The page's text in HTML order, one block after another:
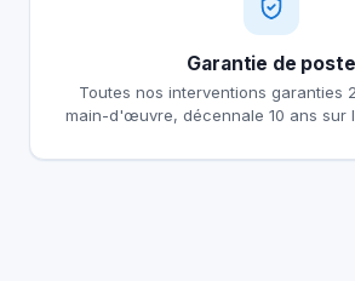
Garantie de poste
Toutes nos interventions garanties
main-d'œuvre, décennale 10 ans sur